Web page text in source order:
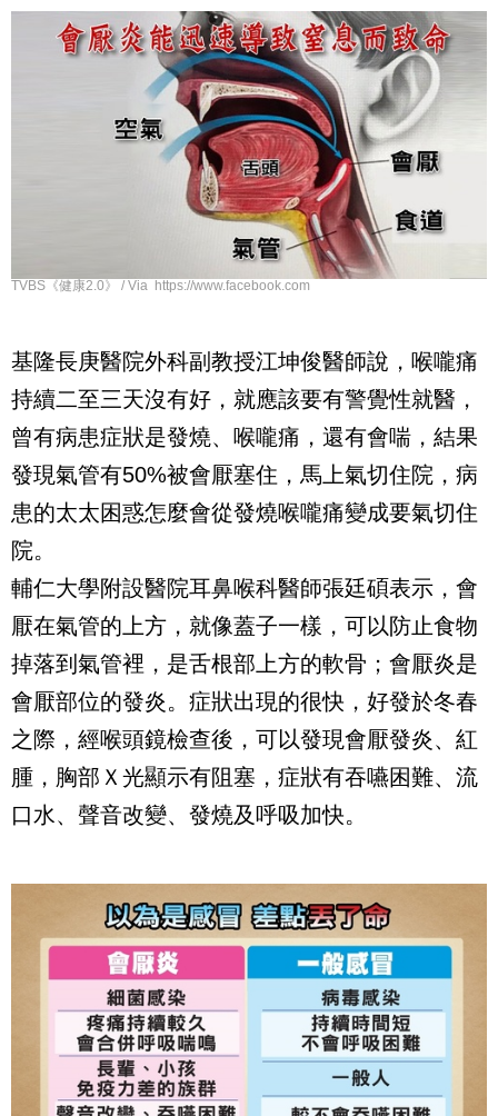
TVBS《健康2.0》 / Via https://www.facebook.com
基隆長庚醫院外科副教授江坤俊醫師說，喉嚨痛
持續二至三天沒有好，就應該要有警覺性就醫，
曾有病患症狀是發燒、喉嚨痛，還有會喘，結果
發現氣管有50%被會厭塞住，馬上氣切住院，病
患的太太困惑怎麼會從發燒喉嚨痛變成要氣切住
院。
輔仁大學附設醫院耳鼻喉科醫師張廷碩表示，會
厭在氣管的上方，就像蓋子一樣，可以防止食物
掉落到氣管裡，是舌根部上方的軟骨；會厭炎是
會厭部位的發炎。症狀出現的很快，好發於冬春
之際，經喉頭鏡檢查後，可以發現會厭發炎、紅
腫，胸部Ｘ光顯示有阻塞，症狀有吞嚥困難、流
口水、聲音改變、發燒及呼吸加快。